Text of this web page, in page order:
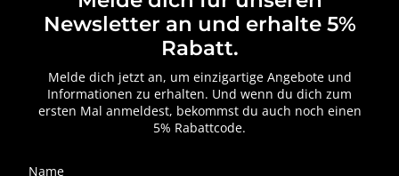
Newsletter an und erhalte 5%
Rabatt.
Melde dich jetzt an, um einzigartige Angebote und
Informationen zu erhalten. Und wenn du dich zum
ersten Mal anmeldest, bekommst du auch noch einen
5% Rabattcode.